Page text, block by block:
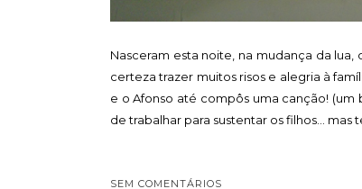
Nasceram esta noite, na mudança da
certeza trazer muitos risos e alegria à
e o Afonso até compôs uma canção!
de trabalhar para sustentar os filhos...
SEM COMENTÁRIOS